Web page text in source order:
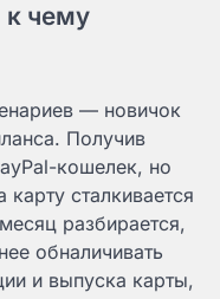
к чему
— новичок
Получив
кошелек, но
сталкивается
разбирается,
обналичивать
и выпуска карты,